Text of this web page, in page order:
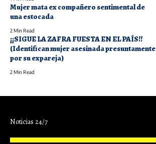
Mujer mata ex compañero sentimental de
una estocada
2 Min Read
¡¡SIGUE LA ZAFRA FUESTA EN EL PAÍS!!
(Identifican mujer asesinada presuntamente
por su expareja)
2 Min Read
Noticias 24/7